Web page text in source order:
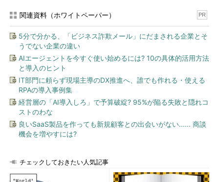
関連資料（ホワイトペーパー） PR
5分で分かる、「ビジネス詐欺メール」にだまされる企業とそ
うでない企業の違い
AIエージェントを今すぐ使い始めるには? 10の具体的活用方法
と導入のヒント
IT部門に頼らず現場主導のDX推進へ、誰でも作れる・使える
RPAの導入事例集
経営層の「AI導入しろ」で予算破綻? 95%が陥る失敗と隠れコ
ストのわな
良いSaaS製品を作っても新規顧客との出会いがない...... 商談
機会を増やすには?
チェックしておきたい人気記事